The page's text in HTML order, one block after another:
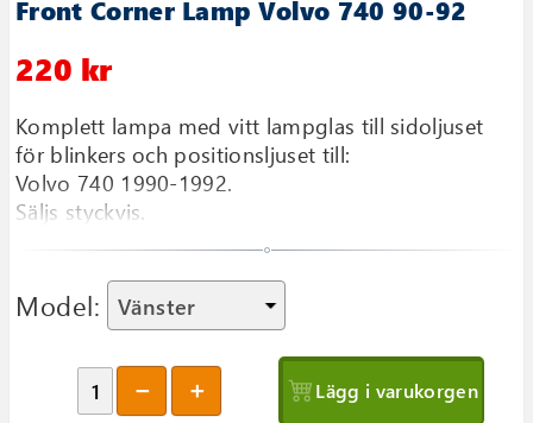
Front Corner Lamp Volvo 740 90-92
220 kr
Komplett lampa med vitt lampglas till sidoljuset
för blinkers och positionsljuset till:
Volvo 740 1990-1992.
Säljs styckvis.
Model:
Lägg i varukorgen